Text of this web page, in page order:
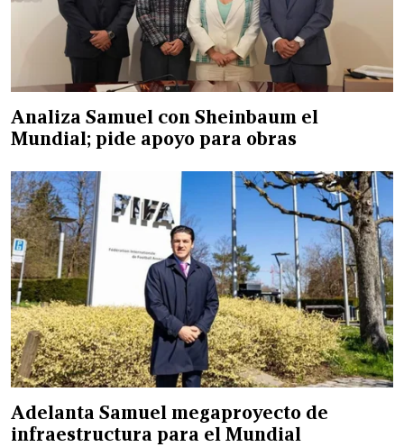
Analiza Samuel con Sheinbaum el
Mundial; pide apoyo para obras
Adelanta Samuel megaproyecto de
infraestructura para el Mundial